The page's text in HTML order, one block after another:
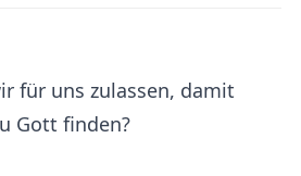
für uns zulassen, damit
Gott finden?